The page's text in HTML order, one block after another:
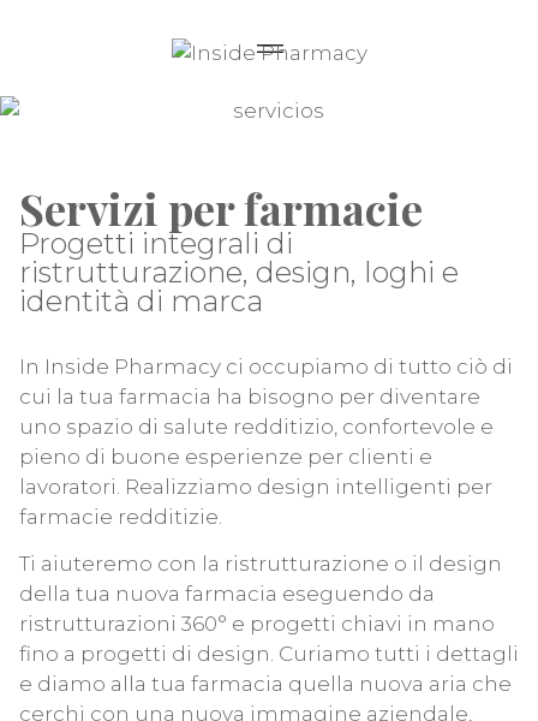
Servizi per farmacie
Progetti integrali di
ristrutturazione, design, loghi e
identità di marca
In Inside Pharmacy ci occupiamo di tutto ciò di
cui la tua farmacia ha bisogno per diventare
uno spazio di salute redditizio, confortevole e
pieno di buone esperienze per clienti e
lavoratori. Realizziamo design intelligenti per
farmacie redditizie.
Ti aiuteremo con la ristrutturazione o il design
della tua nuova farmacia eseguendo da
ristrutturazioni 360° e progetti chiavi in mano
fino a progetti di design. Curiamo tutti i dettagli
e diamo alla tua farmacia quella nuova aria che
cerchi con una nuova immagine aziendale,